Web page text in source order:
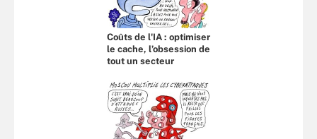
Coûts de l'IA : optimiser
le cache, l’obsession de
tout un secteur